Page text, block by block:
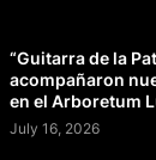
“Guitarra de la
acompañaron
en el Arboretum
July 16, 2026